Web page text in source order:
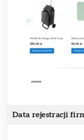
Data rejestracji